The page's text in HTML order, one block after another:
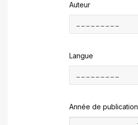
Auteur
Langue
Année de publication